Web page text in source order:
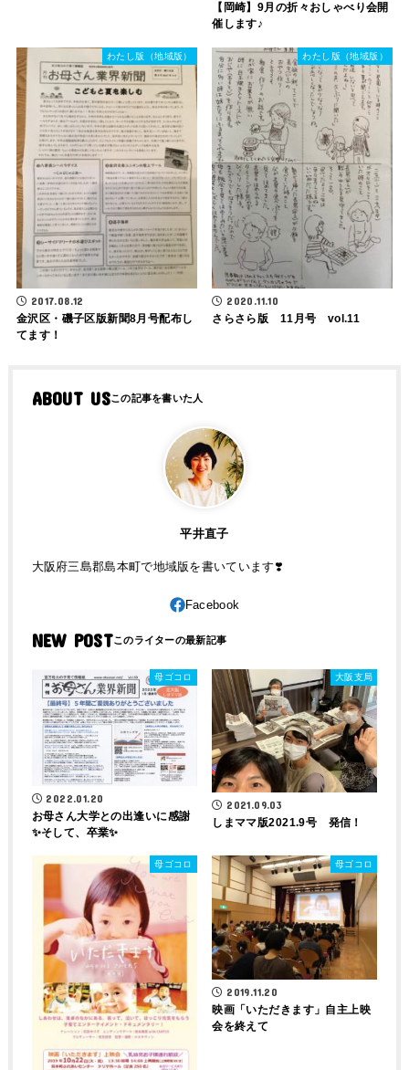
【岡崎】9月の折々おしゃべり会開
催します♪
わたし版（地域版）
2017.08.12
金沢区・磯子区版新聞8月号配布し
てます！
わたし版（地域版）
2020.11.10
さらさら版 11月号 vol.11
ABOUT US
平井直子
大阪府三島郡島本町で地域版を書いています❣️
NEW POST
母ゴコロ
2022.01.20
お母さん大学との出逢いに感謝
✨そして、卒業✨
大阪支局
2021.09.03
しまママ版2021.9号 発信！
母ゴコロ 母ゴコロ
2019.11.20
映画「いただきます」自主上映
会を終えて